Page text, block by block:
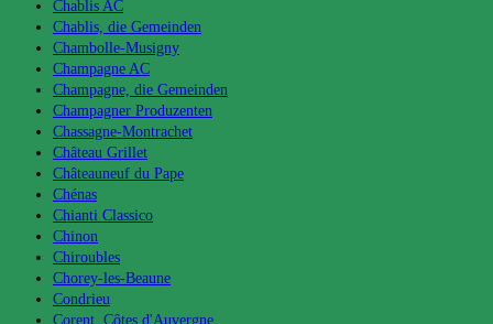
Chablis AC
Chablis, die Gemeinden
Chambolle-Musigny
Champagne AC
Champagne, die Gemeinden
Champagner Produzenten
Chassagne-Montrachet
Château Grillet
Châteauneuf du Pape
Chénas
Chianti Classico
Chinon
Chiroubles
Chorey-les-Beaune
Condrieu
Corent, Côtes d'Auvergne